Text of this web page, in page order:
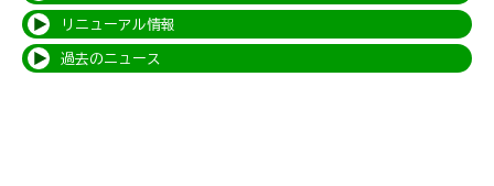
リニューアル情報
過去のニュース